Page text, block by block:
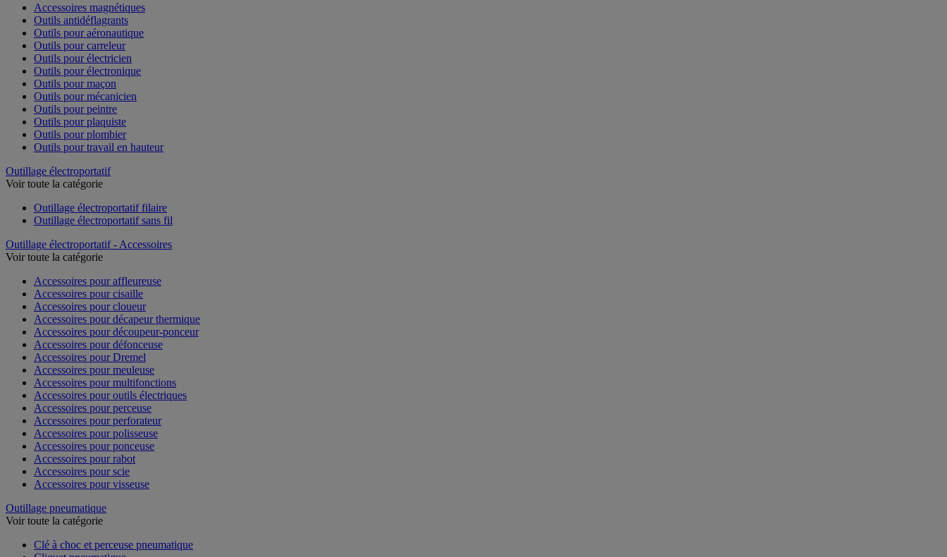
Accessoires magnétiques
Outils antidéflagrants
Outils pour aéronautique
Outils pour carreleur
Outils pour électricien
Outils pour électronique
Outils pour maçon
Outils pour mécanicien
Outils pour peintre
Outils pour plaquiste
Outils pour plombier
Outils pour travail en hauteur
Outillage électroportatif
Voir toute la catégorie
Outillage électroportatif filaire
Outillage électroportatif sans fil
Outillage électroportatif - Accessoires
Voir toute la catégorie
Accessoires pour affleureuse
Accessoires pour cisaille
Accessoires pour cloueur
Accessoires pour décapeur thermique
Accessoires pour découpeur-ponceur
Accessoires pour défonceuse
Accessoires pour Dremel
Accessoires pour meuleuse
Accessoires pour multifonctions
Accessoires pour outils électriques
Accessoires pour perceuse
Accessoires pour perforateur
Accessoires pour polisseuse
Accessoires pour ponceuse
Accessoires pour rabot
Accessoires pour scie
Accessoires pour visseuse
Outillage pneumatique
Voir toute la catégorie
Clé à choc et perceuse pneumatique